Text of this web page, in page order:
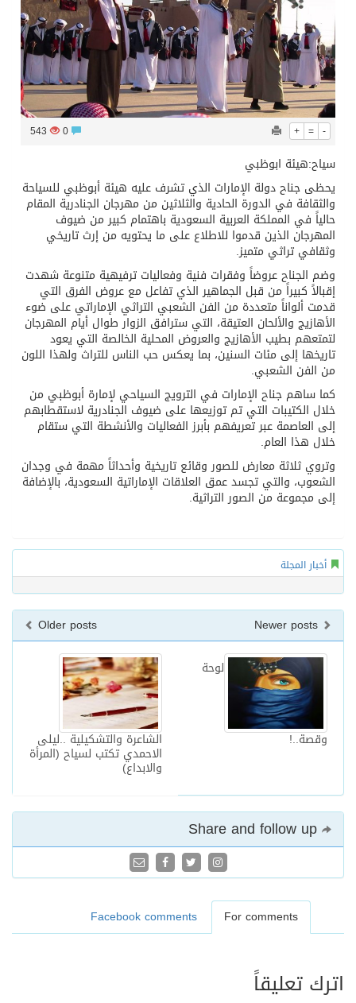
+ = -
543
سياح:هيئة ابوظبي
يحظى جناح دولة الإمارات الذي تشرف عليه هيئة أبوظبي للسياحة
والثقافة في الدورة الحادية والثلاثين من مهرجان الجنادرية المقام
حالياً في المملكة العربية السعودية باهتمام كبير من ضيوف
المهرجان الذين قدموا للاطلاع على ما يحتويه من إرث تاريخي
وثقافي تراثي متميز.
وضم الجناح عروضاً وفقرات فنية وفعاليات ترفيهية متنوعة شهدت
إقبالاً كبيراً من قبل الجماهير الذي تفاعل مع عروض الفرق التي
قدمت ألواناً متعددة من الفن الشعبي التراثي الإماراتي على ضوء
الأهازيج والألحان العتيقة، التي سترافق الزوار طوال أيام المهرجان
لتمتعهم بطيب الأهازيج والعروض المحلية الخالصة التي يعود
تاريخها إلى مئات السنين، بما يعكس حب الناس للتراث ولهذا اللون
من الفن الشعبي.
كما ساهم جناح الإمارات في الترويج السياحي لإمارة أبوظبي من
خلال الكتيبات التي تم توزيعها على ضيوف الجنادرية لاستقطابهم
إلى العاصمة عبر تعريفهم بأبرز الفعاليات والأنشطة التي ستقام
خلال هذا العام.
وتروي ثلاثة معارض للصور وقائع تاريخية وأحداثاً مهمة في وجدان
الشعوب، والتي تجسد عمق العلاقات الإماراتية السعودية، بالإضافة
إلى مجموعة من الصور التراثية.
أخبار المجلة
Older posts
الشاعرة والتشكيلية ..ليلى
الاحمدي تكتب لسياح (المرأة
والابداع)
لوحة
وقصة..!
For comments
Facebook comments
اترك تعليقاً